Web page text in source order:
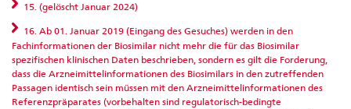
15. (gelöscht Januar 2024)
16. Ab 01. Januar 2019 (Eingang des Gesuches) werden in den
Fachinformationen der Biosimilar nicht mehr die für das Biosimilar
spezifischen klinischen Daten beschrieben, sondern es gilt die Forderung,
dass die Arzneimittelinformationen des Biosimilars in den zutreffenden
Passagen identisch sein müssen mit den Arzneimittelinformationen des
Referenzpräparates (vorbehalten sind regulatorisch-bedingte